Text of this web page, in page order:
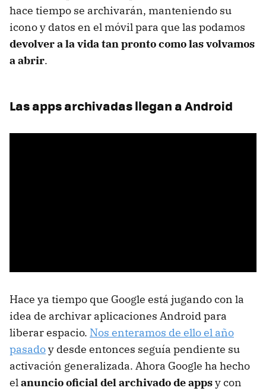
hace tiempo se archivarán, manteniendo su
icono y datos en el móvil para que las podamos
devolver a la vida tan pronto como las volvamos
a abrir.
Las apps archivadas llegan a Android
Hace ya tiempo que Google está jugando con la
idea de archivar aplicaciones Android para
liberar espacio. Nos enteramos de ello el año
pasadoy desde entonces seguía pendiente su
activación generalizada. Ahora Google ha hecho
elanuncio oficial del archivado de appsy con